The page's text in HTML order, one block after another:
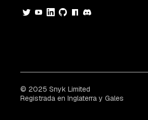
© 2025 Snyk Limited
Registrada en Inglaterra y Gales